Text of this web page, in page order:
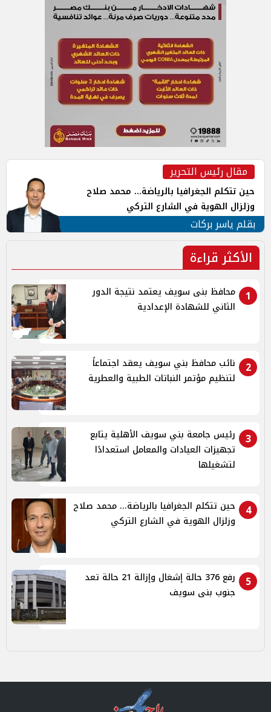
مقال رئيس التحرير
حين تتكلم الجغرافيا بالرياضة... محمد صلاح
وزلزال الهوية في الشارع التركي
بقلم ياسر بركات
الأكثر قراءة
1
محافظ بنى سويف يعتمد نتيجة الدور
الثاني للشهادة الإعدادية
2
نائب محافظ بني سويف يعقد اجتماعاً
لتنظيم مؤتمر النباتات الطبية والعطرية
3
رئيس جامعة بني سويف الأهلية يتابع
تجهيزات العيادات والمعامل استعدادًا
لتشغيلها
4
حين تتكلم الجغرافيا بالرياضة... محمد صلاح
وزلزال الهوية في الشارع التركي
5
رفع 376 حالة إشغال وإزالة 21 حالة تعد
جنوب بنى سويف